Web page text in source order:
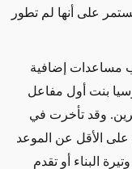
على أنها لم تطور
مساعدات إضافية
بنت أول مفاعل
وقد تأخرت في
على الأقل عن الموعد
البناء أو تقدم